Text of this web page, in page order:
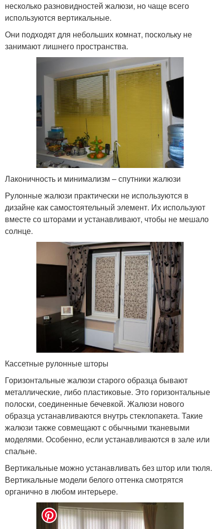
несколько разновидностей жалюзи, но чаще всего
используются вертикальные.
Они подходят для небольших комнат, поскольку не
занимают лишнего пространства.
Лаконичность и минимализм – спутники жалюзи
Рулонные жалюзи практически не используются в
дизайне как самостоятельный элемент. Их используют
вместе со шторами и устанавливают, чтобы не мешало
солнце.
Кассетные рулонные шторы
Горизонтальные жалюзи старого образца бывают
металлические, либо пластиковые. Это горизонтальные
полоски, соединенные бечевкой. Жалюзи нового
образца устанавливаются внутрь стеклопакета. Такие
жалюзи также совмещают с обычными тканевыми
моделями. Особенно, если устанавливаются в зале или
спальне.
Вертикальные можно устанавливать без штор или тюля.
Вертикальные модели белого оттенка смотрятся
органично в любом интерьере.